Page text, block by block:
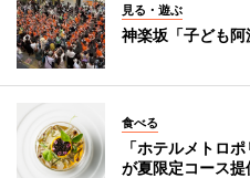
見る・遊ぶ
神楽坂「子ども
食べる
「ホテルメトロ
が夏限定コース提